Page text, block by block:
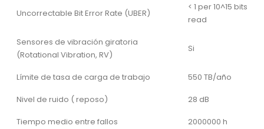
Uncorrectable Bit Error Rate (UBER)
< 1 per 10^15 bits
read
Sensores de vibración giratoria
(Rotational Vibration, RV)
Si
Límite de tasa de carga de trabajo
550 TB/año
Nivel de ruido ( reposo)
28 dB
Tiempo medio entre fallos
2000000 h